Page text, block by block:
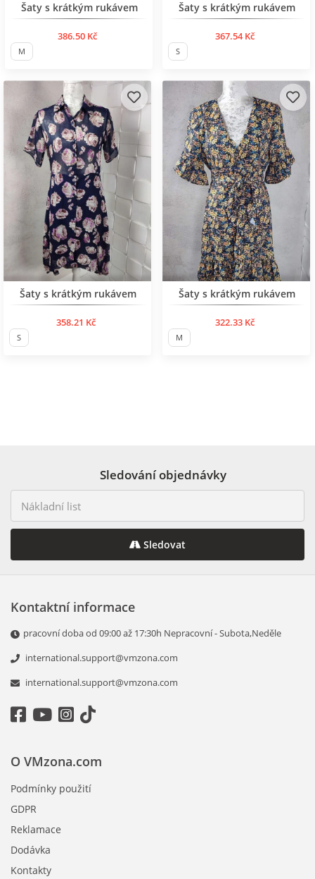
Šaty s krátkým rukávem
386.50 Kč
M
Šaty s krátkým rukávem
367.54 Kč
S
BESTSELLER
Šaty s krátkým rukávem
358.21 Kč
S
Šaty s krátkým rukávem
322.33 Kč
M
Sledování objednávky
Sledovat
Kontaktní informace
pracovní doba od 09:00 až 17:30h Nepracovní - Subota,Neděle
international.support@vmzona.com
international.support@vmzona.com
O VMzona.com
Podmínky použití
GDPR
Reklamace
Dodávka
Kontakty